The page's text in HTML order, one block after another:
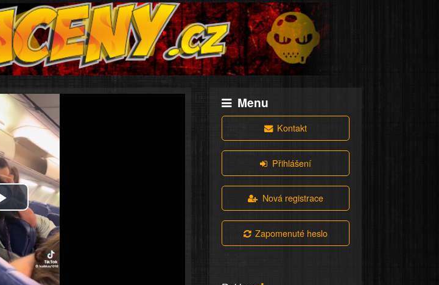
Play
Video
Menu
Kontakt
Přihlášení
Nová registrace
Zapomenuté heslo